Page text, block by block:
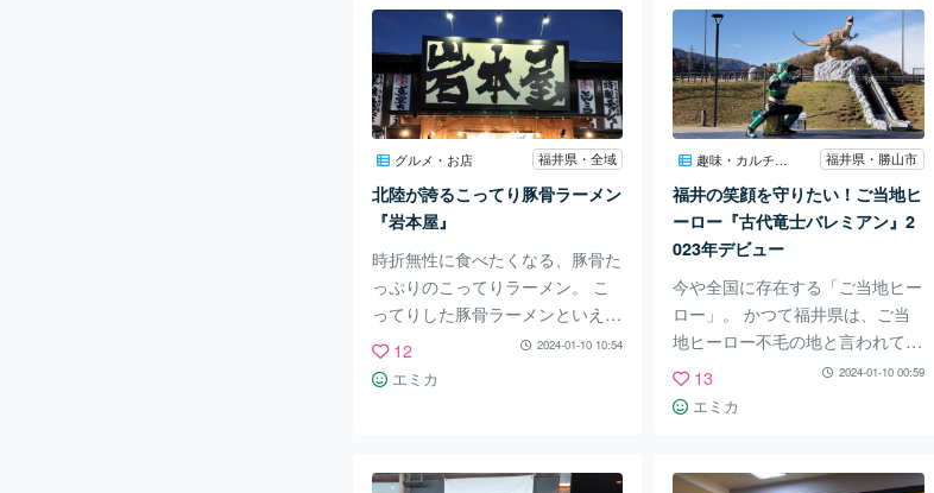
ドリンクを堪能できるだけでな
く、地域と人の繋がりの場でもあ
る『Raki』。 心と体と環境に優
しく、地域や人のコミュニケーシ
ョンの場である『Raki』の魅力を
紹介していきます！ 『コミュニ
ティカフェ Raki』は田んぼの広
がる坂井平野に囲まれた農業地帯
の住宅街の中にあります。 季節
の
るところも福井県らしさと言える
でしょう。 今回は、福井市民に
とって身近な河川「足羽川」の川
沿いに位置する新スポット『ヨリ
バ（YORIVER）』を紹介しま
す。 足羽川は、お花見や花火大
会などの季節のイベントの拠点と
なっており、福井市民にとっては
最も身近な
グルメ・お店 福井県・全域
北陸が誇るこってり豚骨ラーメン
『岩本屋』
時折無性に食べたくなる、豚骨た
っぷりのこってりラーメン。 こ
ってりした豚骨ラーメンといえ
ば、横浜の家系ラーメン店を思い
浮かべる方も多いと思いますが、
福井県にも「こってり豚骨ラーメ
屋』。 本店を福井県福井市に置
12 2024-01-10 10:54
エミカ
趣味・カルチャー 福井県・勝山市
福井の笑顔を守りたい！ご当地ヒ
ーロー『古代竜士バレミアン』2
023年デビュー
今や全国に存在する「ご当地ヒー
ロー」。 かつて福井県は、ご当
地ヒーロー不毛の地と言われてき
ました。 しかし、2023年夏。 満
を持して、福井県発のご当地ヒー
ローが誕生しました！ その名
福井で発見された化石「フクイラ
13 2024-01-10 00:59
エミカ